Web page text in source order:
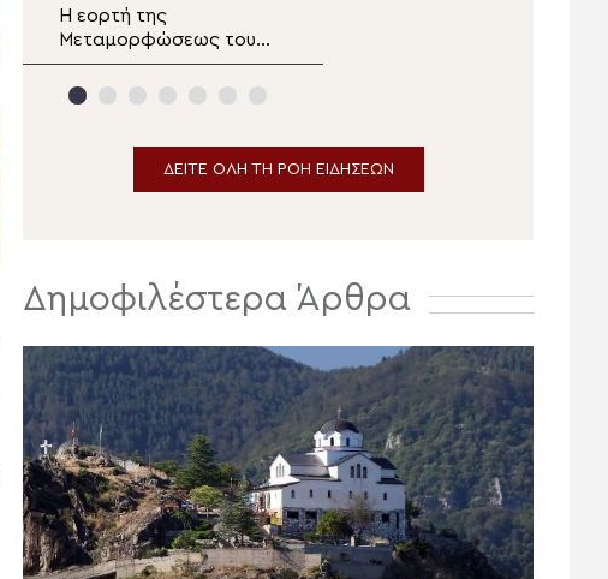
Η εορτή της
Μεταμορφώσεως του
Σωτήρος στα Λευκάκια
Ναυπλίου
ΔΕΙΤΕ ΟΛΗ ΤΗ ΡΟΗ ΕΙΔΗΣΕΩΝ
Δημοφιλέστερα Άρθρα